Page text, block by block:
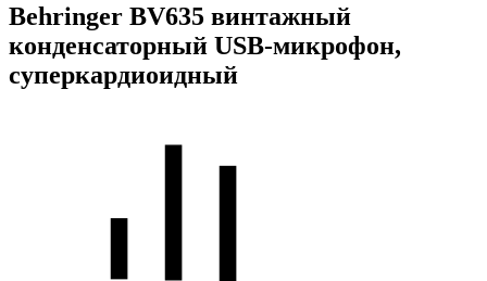
Behringer BV635 винтажный
конденсаторный USB-микрофон,
суперкардиоидный